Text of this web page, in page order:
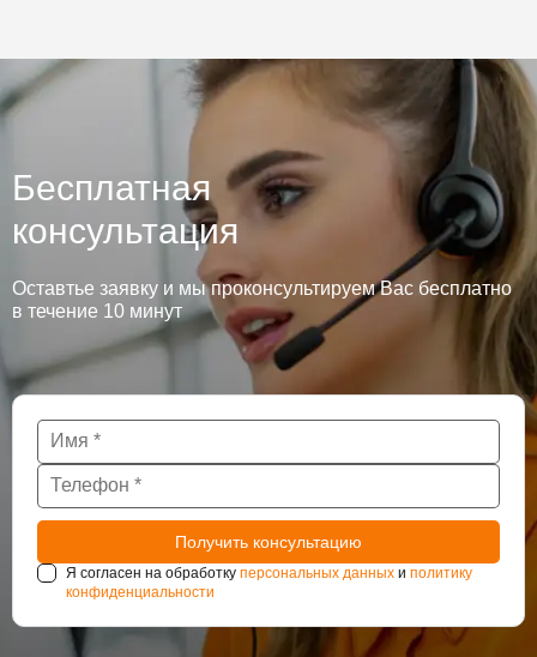
Бесплатная
консультация
Оставтье заявку и мы проконсультируем Вас бесплатно
в течение 10 минут
Я согласен на обработку персональных данных и политику
конфиденциальности